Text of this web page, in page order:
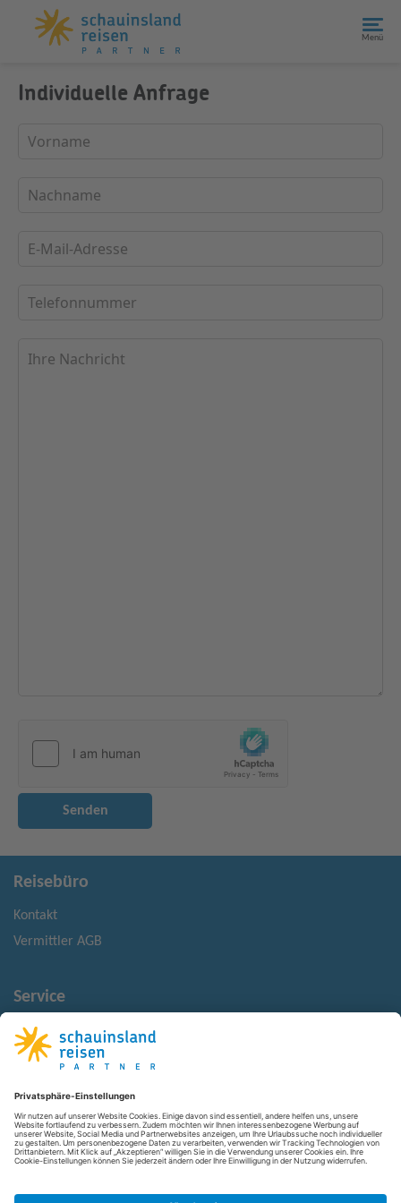
Menü
Individuelle Anfrage
Senden
Reisebüro
Kontakt
Vermittler AGB
Service
Reisehinweise
Reisemonitor
Rechtliches
Impressum
Barrierefreiheit